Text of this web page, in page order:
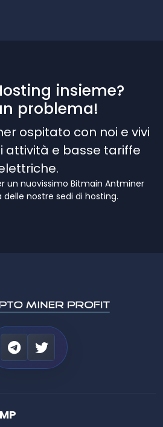
insieme?
problema!
ospitato con noi e vivi
attività e basse tariffe
un nuovissimo Bitmain Antminer
delle nostre sedi di hosting.